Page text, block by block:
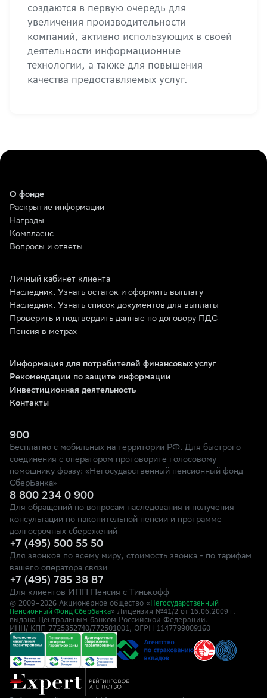
создаются в первую очередь для
увеличения производительности
компаний, активно использующих в своей
деятельности информационные
технологии, а также для повышения
качества предоставляемых услуг.
О фонде
Раскрытие информации
Награды
Комплаенс
Вопросы и ответы
Личный кабинет клиента
Наследник. Узнать остаток и оформить выплату
Наследник. Узнать список документов для выплаты
Проверить и подтвердить данные по договору ПДС
Пенсия в метрах
Информация для потребителей финансовых услуг
Рекомендации по защите информации
Инвестиционная деятельность
Контакты
900
Бесплатно с мобильных на территории РФ. Для быстрого
соединения с оператором проговорите голосовому
помощнику фразу: «Негосударственный пенсионный фонд
СберБанка»
8 800 234 0 900
Для обращений по вопросам наследования и получения
консультации по накопительной пенсии и программе
долгосрочных сбережений
+7 (495) 500 55 50
Для звонков по всему миру, стоимость звонка - по тарифам
вашего оператора связи
+7 (495) 785 38 87
Для клиентов ИПП Пенсия с Тинькофф
© 2009–2026 Акционерное общество « Негосударственный
Пенсионный Фонд Сбербанка» Лицензия №41/2 от 16.06.2009 г.
выдана Центральным банком Российской Федерации.
ИНН/ КПП 7725352740/772501001, ОГРН 1147799009160